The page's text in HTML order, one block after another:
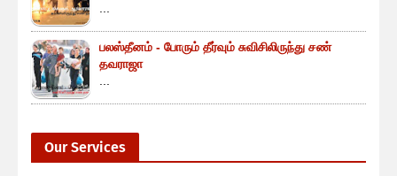
பலஸ்தீனம் - போரும் தீர்வும் சுவிசிலிருந்து சண்
தவராஜா
Our Services